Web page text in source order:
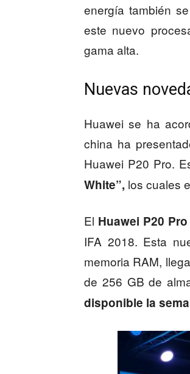
energía también
este nuevo
gama alta.
Nuevas
Huawei se ha
china ha
Huawei P20 Pro.
White”, los cuales
El Huawei P20
IFA 2018. Esta
memoria RAM,
de 256 GB de
disponible la